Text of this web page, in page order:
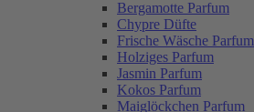
Bergamotte Parfum
Chypre Düfte
Frische Wäsche Parfum
Holziges Parfum
Jasmin Parfum
Kokos Parfum
Maiglöckchen Parfum